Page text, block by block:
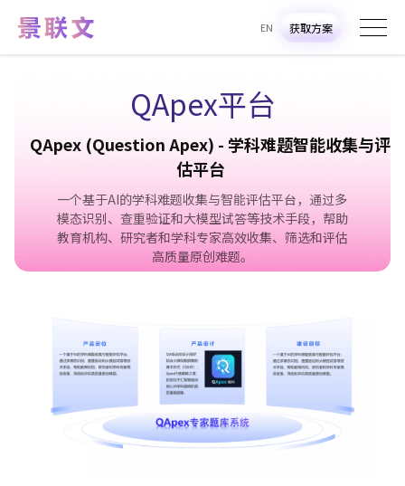
EN 获取方案
QApex平台
QApex (QuestionApex) - 学科难题智能收集与评
估平台
一个基于AI的学科难题收集与智能评估平台，通过多
模态识别、查重验证和大模型试答等技术手段，帮助
教育机构、研究者和学科专家高效收集、筛选和评估
高质量原创难题。